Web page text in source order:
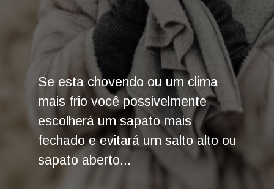
Se esta chovendo ou um clima
mais frio você possivelmente
escolherá um sapato mais
fechado e evitará um salto alto ou
sapato aberto...